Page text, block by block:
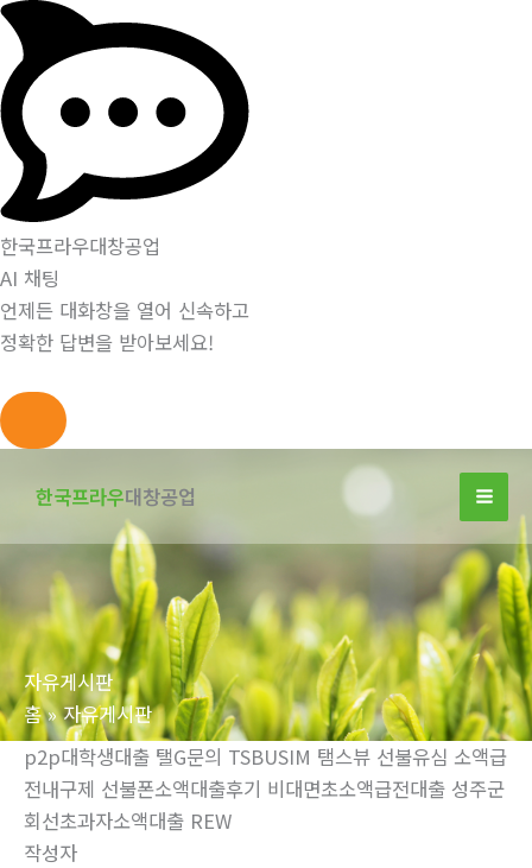
한국프라우대창공업
AI 채팅
언제든 대화창을 열어 신속하고
정확한 답변을 받아보세요!
너
뛰
기
한국프라우대창공업
자유게시판
홈
자유게시판
p2p대학생대출 탤G문의 TSBUSIM 탬스뷰 선불유심 소액급
전내구제 선불폰소액대출후기 비대면초소액급전대출 성주군
회선초과자소액대출 REW
작성자